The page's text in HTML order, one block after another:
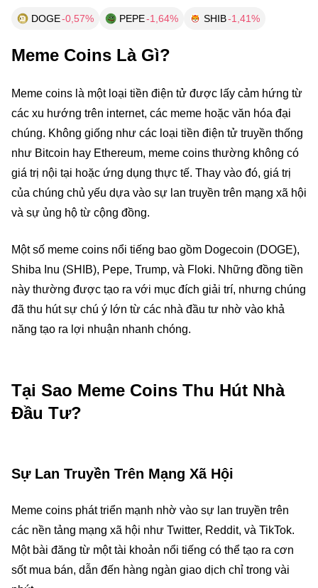
DOGE-0,57% PEPE-1,64% SHIB-1,41%
Meme Coins Là Gì?
Meme coins là một loại tiền điện tử được lấy cảm hứng từ
các xu hướng trên internet, các meme hoặc văn hóa đại
chúng. Không giống như các loại tiền điện tử truyền thống
như Bitcoin hay Ethereum, meme coins thường không có
giá trị nội tại hoặc ứng dụng thực tế. Thay vào đó, giá trị
của chúng chủ yếu dựa vào sự lan truyền trên mạng xã hội
và sự ủng hộ từ cộng đồng.
Một số meme coins nổi tiếng bao gồm Dogecoin (DOGE),
Shiba Inu (SHIB), Pepe, Trump, và Floki. Những đồng tiền
này thường được tạo ra với mục đích giải trí, nhưng chúng
đã thu hút sự chú ý lớn từ các nhà đầu tư nhờ vào khả
năng tạo ra lợi nhuận nhanh chóng.
Tại Sao Meme Coins Thu Hút Nhà
Đầu Tư?
Sự Lan Truyền Trên Mạng Xã Hội
Meme coins phát triển mạnh nhờ vào sự lan truyền trên
các nền tảng mạng xã hội như Twitter, Reddit, và TikTok.
Một bài đăng từ một tài khoản nổi tiếng có thể tạo ra cơn
sốt mua bán, dẫn đến hàng ngàn giao dịch chỉ trong vài